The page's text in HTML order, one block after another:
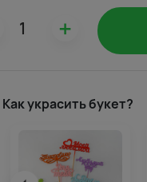
+
Как украсить букет?